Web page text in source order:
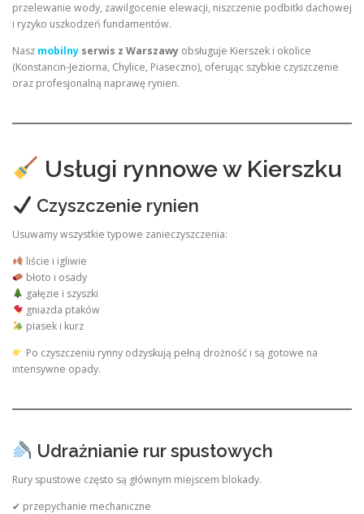
przelewanie wody, zawilgocenie elewacji, niszczenie podbitki dachowej
i ryzyko uszkodzeń fundamentów.
Nasz mobilny serwis z Warszawy obsługuje Kierszek i okolice
(Konstancin-Jeziorna, Chylice, Piaseczno), oferując szybkie czyszczenie
oraz profesjonalną naprawę rynien.
Usługi rynnowe w Kierszku
Czyszczenie rynien
Usuwamy wszystkie typowe zanieczyszczenia:
liście i igliwie
błoto i osady
gałęzie i szyszki
gniazda ptaków
piasek i kurz
Po czyszczeniu rynny odzyskują pełną drożność i są gotowe na
intensywne opady.
Udrażnianie rur spustowych
Rury spustowe często są głównym miejscem blokady.
✔ przepychanie mechaniczne